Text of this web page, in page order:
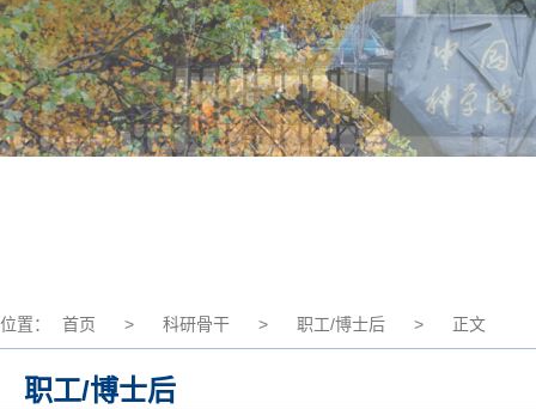
位置： 首页 > 科研骨干 > 职工/博士后 > 正文
职工/博士后